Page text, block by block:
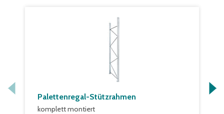
Palettenregal-Stützrahmen
komplett montiert